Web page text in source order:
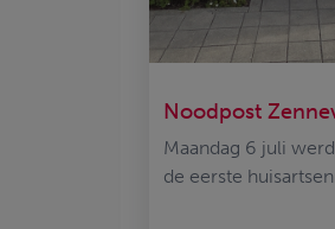
Noodpost
Maandag 6 juli
de eerste